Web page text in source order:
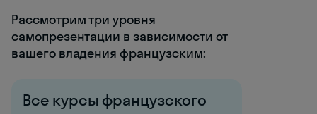
Рассмотрим три уровня
самопрезентации в зависимости от
вашего владения французским:
Все курсы французского